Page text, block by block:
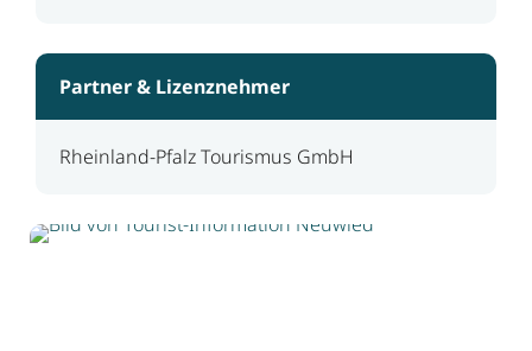
Partner & Lizenznehmer
Rheinland-Pfalz Tourismus GmbH